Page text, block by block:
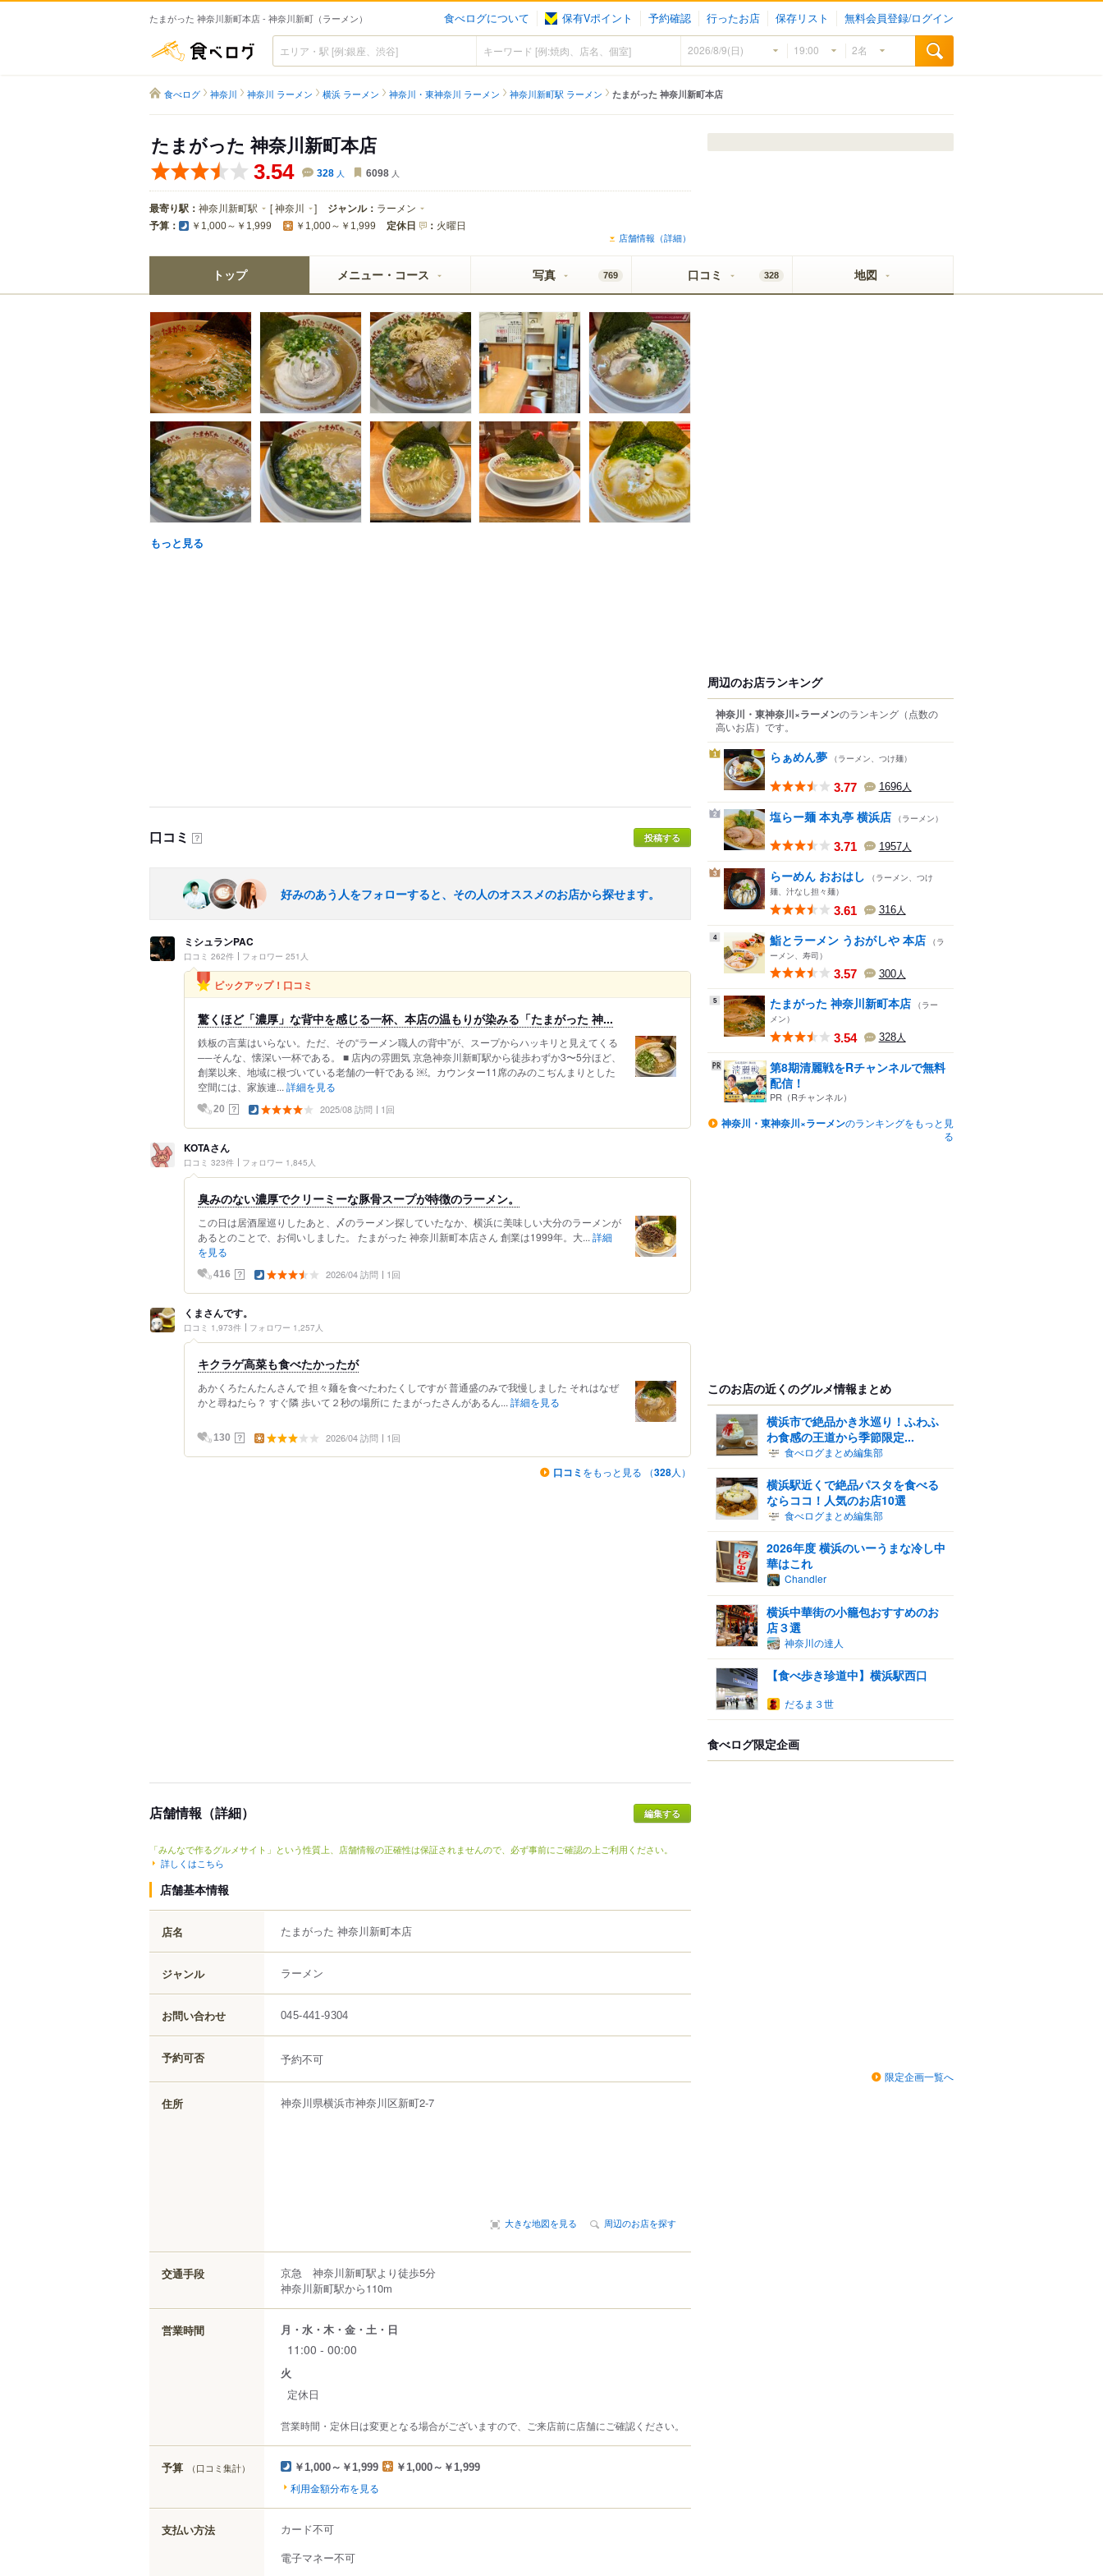
たまがった 神奈川新町本店 - 神奈川新町（ラーメン） 食べログについて 保有Vポイント 予約確認 行ったお店 保存リスト 無料会員登録/ログイン
食べログ
食べログ 神奈川 神奈川 ラーメン 横浜 ラーメン 神奈川・東神奈川 ラーメン 神奈川新町駅 ラーメン たまがった 神奈川新町本店
たまがった 神奈川新町本店
3.54 328 人 6098 人
最寄り駅： 神奈川新町駅 [神奈川 ] ジャンル： ラーメン
予算： ￥1,000～￥1,999 ￥1,000～￥1,999 定休日 ： 火曜日
店舗情報（詳細）
トップ メニュー・コース 写真 769 口コミ 328 地図
もっと見る
口コミ ？ 投稿する
好みのあう人をフォローすると、その人のオススメのお店から探せます。
ミシュランPAC
口コミ 262件 フォロワー 251人
ピックアップ！口コミ
驚くほど「濃厚」な背中を感じる一杯、本店の温もりが染みる「たまがった 神...
鉄板の言葉はいらない。ただ、その“ラーメン職人の背中”が、スープからハッキリと見えてくる
──そんな、懐深い一杯である。 ■ 店内の雰囲気 京急神奈川新町駅から徒歩わずか3〜5分ほど、
創業以来、地域に根づいている老舗の一軒である ￼。カウンター11席のみのこぢんまりとした
空間には、家族連... 詳細を見る
20 ？ 2025/08 訪問 1回
KOTAさん
口コミ 323件 フォロワー 1,845人
臭みのない濃厚でクリーミーな豚骨スープが特徴のラーメン。
この日は居酒屋巡りしたあと、〆のラーメン探していたなか、横浜に美味しい大分のラーメンが
あるとのことで、お伺いしました。 たまがった 神奈川新町本店さん 創業は1999年。大... 詳細
を見る
416 ？ 2026/04 訪問 1回
くまさんです。
口コミ 1,973件 フォロワー 1,257人
キクラゲ高菜も食べたかったが
あかくろたんたんさんで 担々麺を食べたわたくしですが 普通盛のみで我慢しました それはなぜ
かと尋ねたら？ すぐ隣 歩いて２秒の場所に たまがったさんがあるん... 詳細を見る
130 ？ 2026/04 訪問 1回
口コミ をもっと見る （328人）
店舗情報（詳細）
「みんなで作るグルメサイト」という性質上、店舗情報の正確性は保証されませんので、必ず事前にご確認の上ご利用ください。
詳しくはこちら
店舗基本情報
店名 たまがった 神奈川新町本店
ジャンル ラーメン
お問い合わせ 045-441-9304
予約可否 予約不可
住所 神奈川県横浜市神奈川区新町2-7
大きな地図を見る 周辺のお店を探す
交通手段
京急 神奈川新町駅より徒歩5分
神奈川新町駅から110m
営業時間 月・水・木・金・土・日
11:00 - 00:00
火
定休日
営業時間・定休日は変更となる場合がございますので、ご来店前に店舗にご確認ください。
予算 （口コミ集計） ￥1,000～￥1,999 ￥1,000～￥1,999
利用金額分布を見る
支払い方法
カード不可
電子マネー不可
周辺のお店ランキング
神奈川・東神奈川×ラーメンのランキング （点数の
高いお店） です。
1 らぁめん夢 （ラーメン、つけ麺）
3.77 1696人
2 塩らー麺 本丸亭 横浜店 （ラーメン）
3.71 1957人
3 らーめん おおはし
（ラーメン、つけ
麺、汁なし担々麺）
3.61 316人
4 鮨とラーメン うおがしや 本店 （ラ
ーメン、寿司）
3.57 300人
5 たまがった 神奈川新町本店 （ラー
メン）
3.54 328人
第8期清麗戦をRチャンネルで無料
配信！
PR（Rチャンネル）
神奈川・東神奈川×ラーメンのランキングをもっと見
る
このお店の近くのグルメ情報まとめ
横浜市で絶品かき氷巡り！ふわふ
わ食感の王道から季節限定...
食べログまとめ編集部
横浜駅近くで絶品パスタを食べる
ならココ！人気のお店10選
食べログまとめ編集部
2026年度 横浜のいーうまな冷し中
華はこれ
Chandler
横浜中華街の小籠包おすすめのお
店３選
神奈川の達人
【食べ歩き珍道中】横浜駅西口
だるま３世
食べログ限定企画
限定企画一覧へ